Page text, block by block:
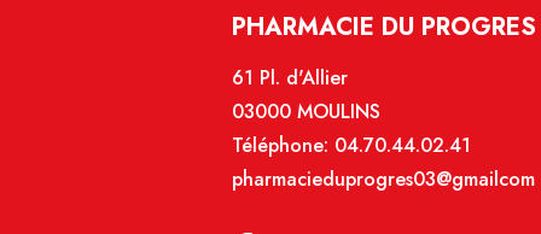
PHARMACIE DU
61 Pl. d'Allier
03000 MOULINS
Téléphone: 04.70.44.02.41
pharmacieduprogres03@gmailcom